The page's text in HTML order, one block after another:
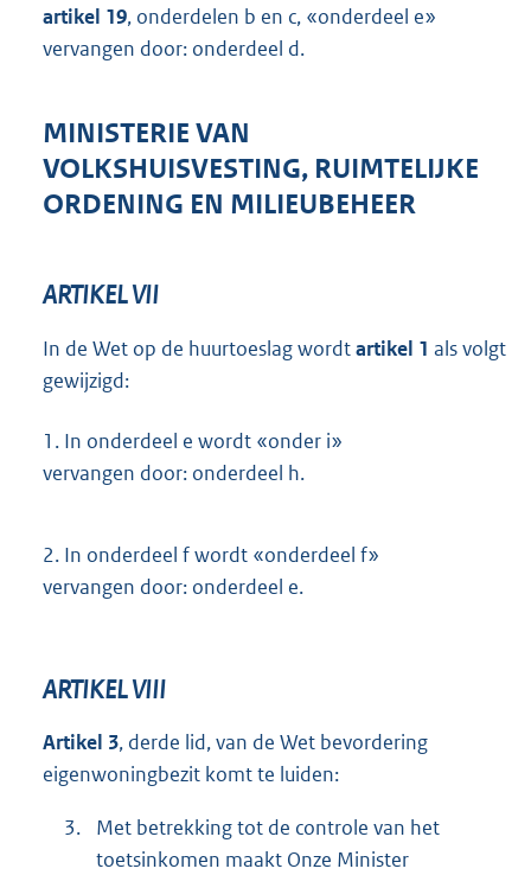
artikel 19, onderdelen b en c, «onderdeel e»
vervangen door: onderdeel d.
MINISTERIE VAN
VOLKSHUISVESTING, RUIMTELIJKE
ORDENING EN MILIEUBEHEER
ARTIKEL VII
In de Wet op de huurtoeslag wordtartikel 1 als volgt
gewijzigd:
1. In onderdeel e wordt «onder i»
vervangen door: onderdeel h.
2. In onderdeel f wordt «onderdeel f»
vervangen door: onderdeel e.
ARTIKEL VIII
Artikel 3, derde lid, van de Wet bevordering
eigenwoningbezit komt te luiden:
3.
Met betrekking tot de controle van het
toetsinkomen maakt Onze Minister